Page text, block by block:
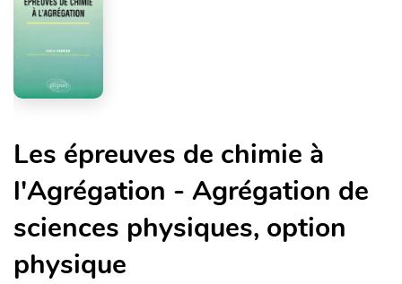
Les épreuves de chimie à
l'Agrégation - Agrégation de
sciences physiques, option
physique